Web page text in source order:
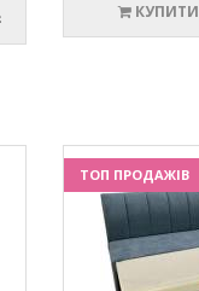
КУПИТИ
ТОП ПРОДАЖІВ